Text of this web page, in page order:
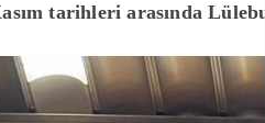
tarihleri arasında